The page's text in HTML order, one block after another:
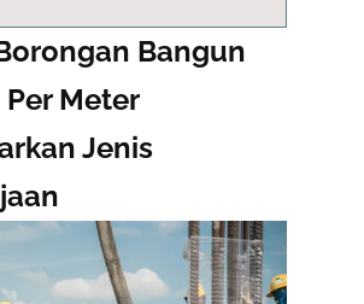
Bangun
Meter
Jenis